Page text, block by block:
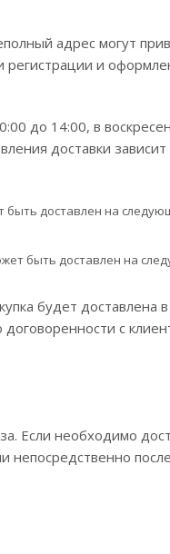
адрес могут
и
до 14:00, в
доставки
доставлен на
быть доставлен на
будет доставлена
с
Если необходимо